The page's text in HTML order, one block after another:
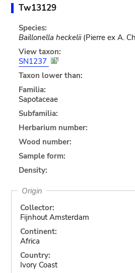
Tw13129
Species:
Baillonella heckelii(Pierre ex A.
View taxon:
SN1237
Taxon lower than:
Familia:
Sapotaceae
Subfamilia:
Herbarium number:
Wood number:
Sample form:
Density:
Origin
Collector:
Fijnhout Amsterdam
Continent:
Africa
Country:
Ivory Coast